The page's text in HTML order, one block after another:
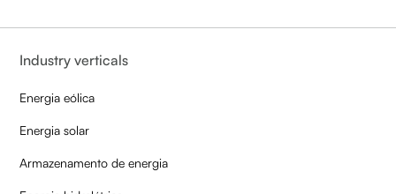
Industry verticals
Energia eólica
Energia solar
Armazenamento de energia